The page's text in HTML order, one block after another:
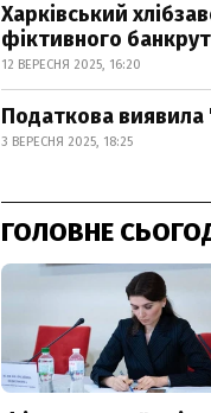
Харківський
фіктивного
12 ВЕРЕСНЯ 2025, 16:20
Податкова виявила
3 ВЕРЕСНЯ 2025, 18:25
ГОЛОВНЕ